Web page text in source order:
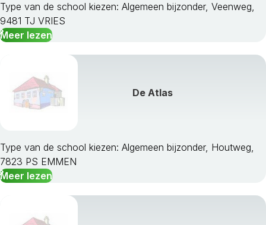
Type van de school kiezen: Algemeen bijzonder, Veenweg,
9481 TJ VRIES
Meer lezen
De Atlas
Type van de school kiezen: Algemeen bijzonder, Houtweg,
7823 PS EMMEN
Meer lezen